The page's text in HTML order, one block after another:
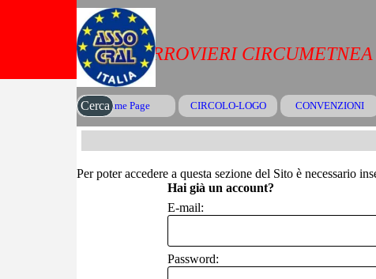
Vai ai contenuti
Home Page CIRCOLO-LOGO ▼
CONVENZIONI
CRAL FERROVIERI
Cerca
Per poter accedere a questa sezione del Sito è necessario
Hai già un account?
E-mail:
Password: